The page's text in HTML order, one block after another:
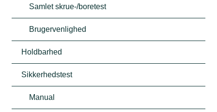
Samlet skrue-/boretest
Brugervenlighed
Holdbarhed
Sikkerhedstest
Manual